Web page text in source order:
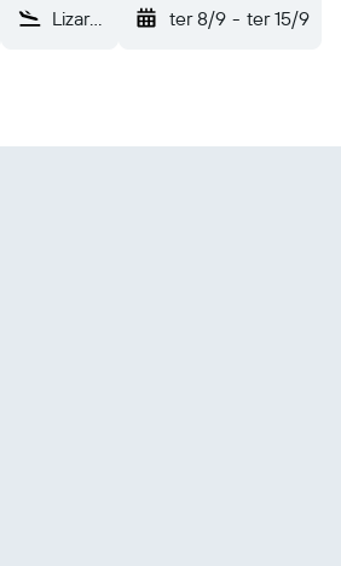
Lizard Island (LZR) ter 8/9 - ter 15/9